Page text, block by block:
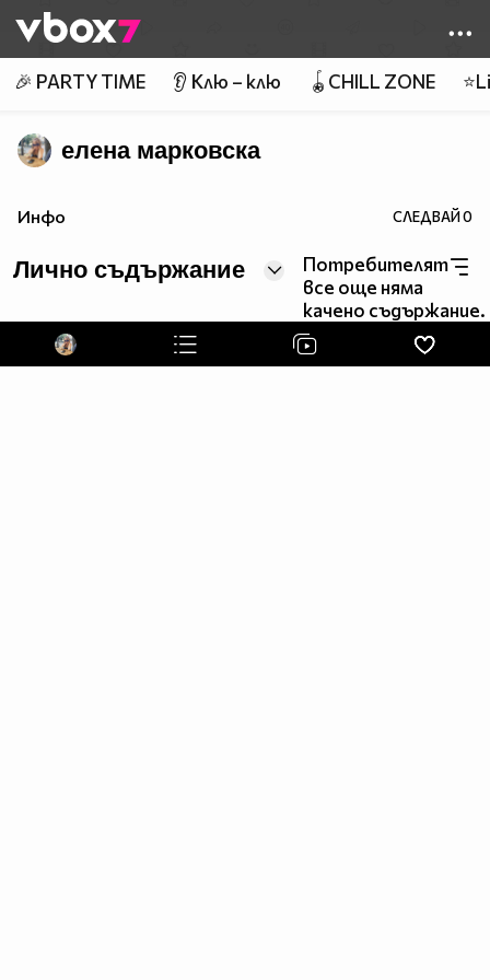
👾
🎉 PARTY TIME 👂 Клю – клю 🪀CHILL ZONE
елена марковска
Инфо СЛЕДВАЙ0
Лично съдържание
Потребителят
все още няма
качено съдържание.